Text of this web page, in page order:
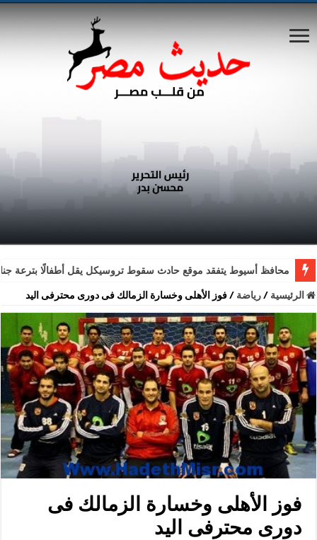
محافظ أسيوط يتفقد موقع حادث سقوط تروسيكل يقل أطفالًا بترعة
الرئيسية /رياضة /فوز الأهلى وخسارة الزمالك فى دورى محترفى اليد
فوز الأهلى وخسارة الزمالك فى
دورى محترفى اليد